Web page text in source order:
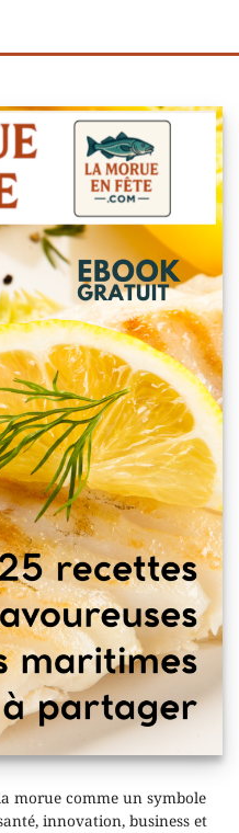
morue comme un symbole
innovation, business et